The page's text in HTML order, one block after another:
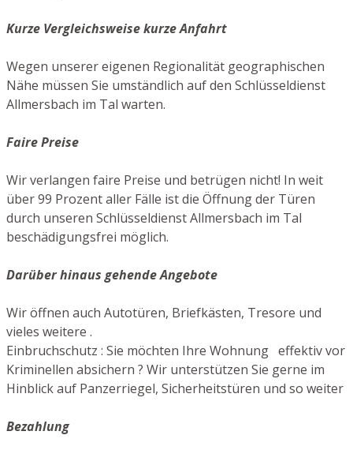
Kurze Vergleichsweise kurze Anfahrt
Wegen unserer eigenen Regionalität geographischen
Nähe müssen Sie umständlich auf den Schlüsseldienst
Allmersbach im Tal warten.
Faire Preise
Wir verlangen faire Preise und betrügen nicht! In weit
über 99 Prozent aller Fälle ist die Öffnung der Türen
durch unseren Schlüsseldienst Allmersbach im Tal
beschädigungsfrei möglich.
Darüber hinaus gehende Angebote
Wir öffnen auch Autotüren, Briefkästen, Tresore und
vieles weitere .
Einbruchschutz : Sie möchten Ihre Wohnung effektiv vor
Kriminellen absichern ? Wir unterstützen Sie gerne im
Hinblick auf Panzerriegel, Sicherheitstüren und so weiter
Bezahlung